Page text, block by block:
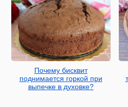
Почему бисквит
поднимается горкой при
выпечке в духовке?